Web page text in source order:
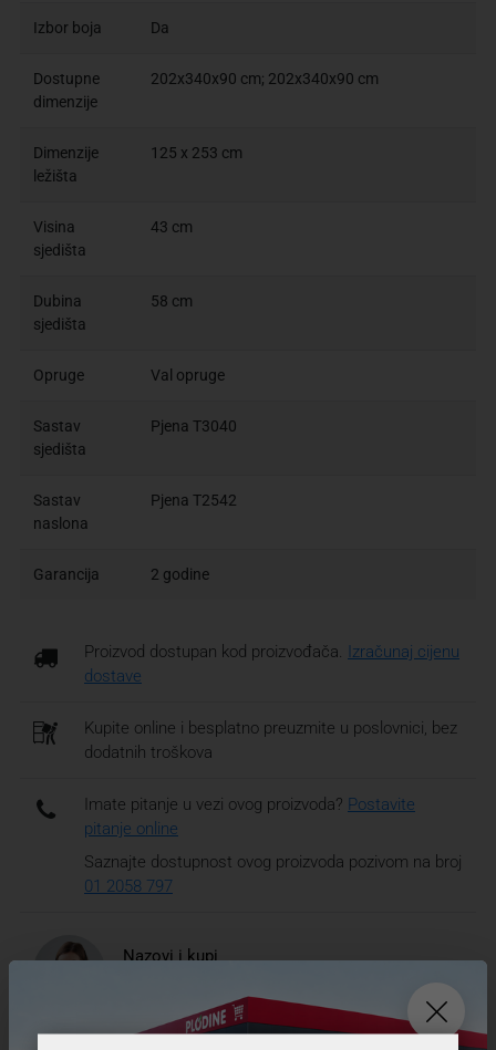
Izbor boja Da
Dostupne
dimenzije
202x340x90 cm; 202x340x90 cm
Dimenzije
ležišta
125 x 253 cm
Visina
sjedišta
43 cm
Dubina
sjedišta
58 cm
Opruge Val opruge
Sastav
sjedišta
Pjena T3040
Sastav
naslona
Pjena T2542
Garancija 2 godine
Proizvod dostupan kod proizvođača.
Izračunaj cijenu
dostave
Kupite online i besplatno preuzmite u poslovnici, bez
dodatnih troškova
Imate pitanje u vezi ovog proizvoda? Postavite
pitanje online
Saznajte dostupnost ovog proizvoda pozivom na broj
01 2058 797
Nazovi i kupi